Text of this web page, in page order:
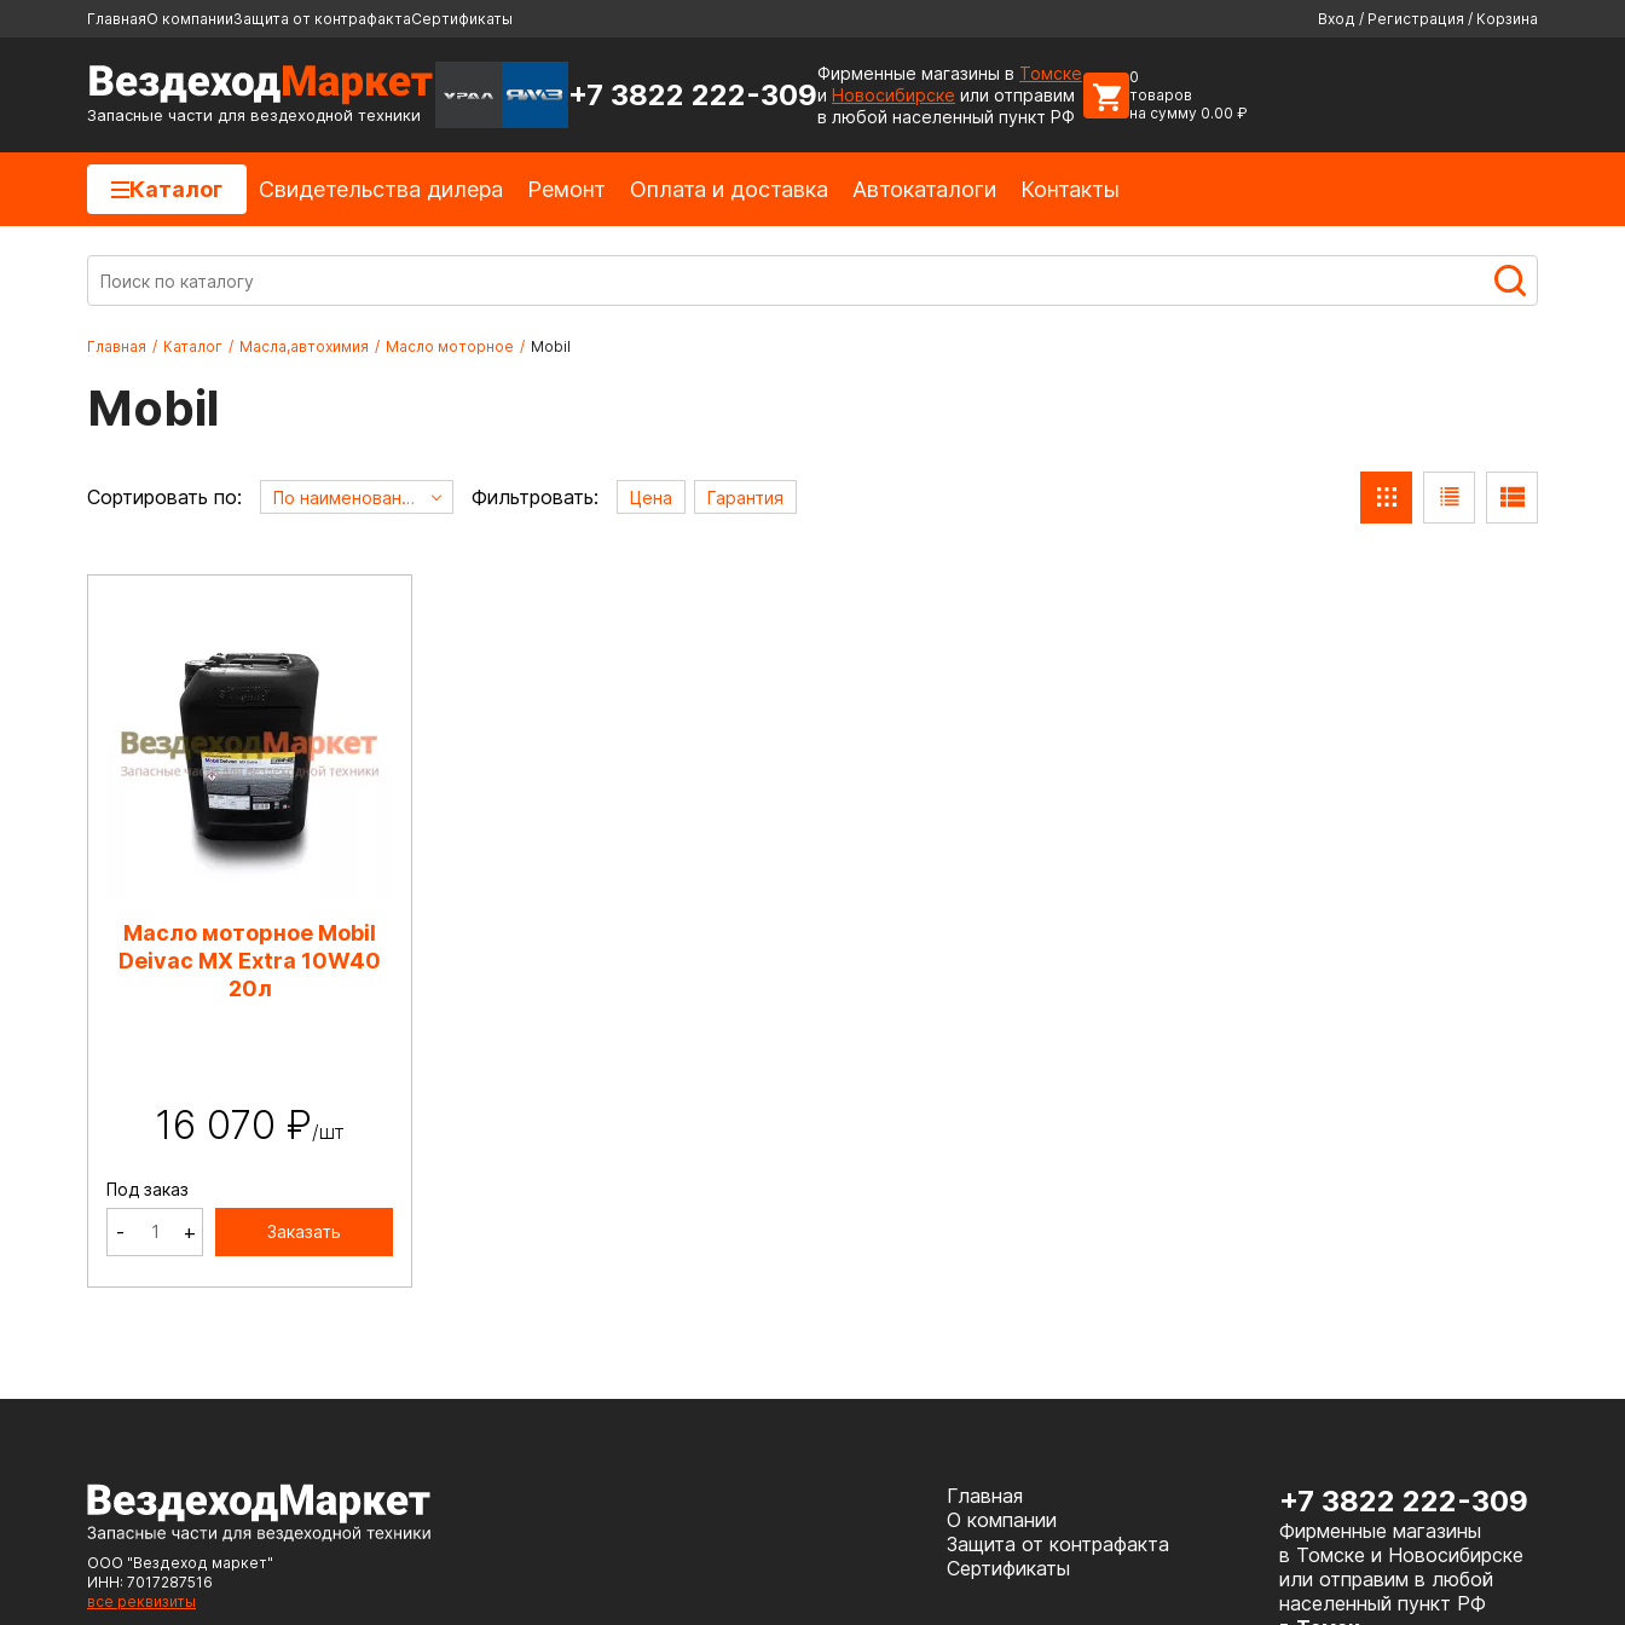
ГлавнаяО компанииЗащита от контрафактаСертификаты Вход / Регистрация / Корзина
Запасные части для вездеходной техники
+7 3822 222-309
Фирменные магазины в Томске
и Новосибирске или отправим
в любой населенный пункт РФ
0
товаров
на сумму 0.00 ₽
Каталог Cвидетельства дилера Ремонт Оплата и доставка Автокаталоги Контакты
Главная / Каталог / Масла,автохимия / Масло моторное / Mobil
Mobil
Сортировать по: По наименованию А->Я Фильтровать: Цена Гарантия
Масло моторное Mobil
Deivac MX Extra 10W40
20л
16 070 ₽/шт
Под заказ
- + Заказать
ООО "Вездеход маркет"
ИНН: 7017287516
все реквизиты
Главная
О компании
Защита от контрафакта
Сертификаты
+7 3822 222-309
Фирменные магазины
в Томске и Новосибирске
или отправим в любой
населенный пункт РФ